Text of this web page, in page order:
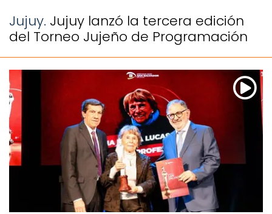
Jujuy. Jujuy lanzó la tercera edición
del Torneo Jujeño de Programación